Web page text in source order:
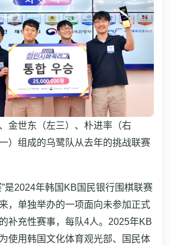
金世东（左三）、朴进率（右
）组成的乌鹭队从去年的挑战联赛
是2024年韩国KB国民银行围棋联赛
，单独举办的一项面向未参加正式
补充性赛事，每队4人。2025年KB
使用韩国文化体育观光部、国民体